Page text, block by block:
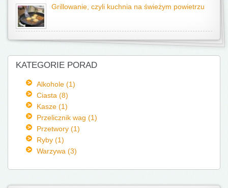
Grillowanie, czyli kuchnia na świeżym powietrzu
KATEGORIE PORAD
Alkohole (1)
Ciasta (8)
Kasze (1)
Przelicznik wag (1)
Przetwory (1)
Ryby (1)
Warzywa (3)